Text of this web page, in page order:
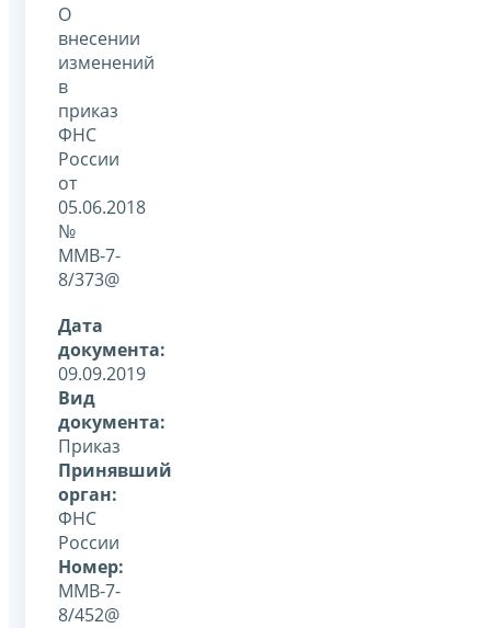
О
внесении
изменений
в
приказ
ФНС
России
от
05.06.2018
№
ММВ-7-
8/373@
Дата
документа:
09.09.2019
Вид
документа:
Приказ
Принявший
орган:
ФНС
России
Номер:
ММВ-7-
8/452@